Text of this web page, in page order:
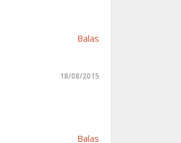
Balas
18/08/2015
Balas